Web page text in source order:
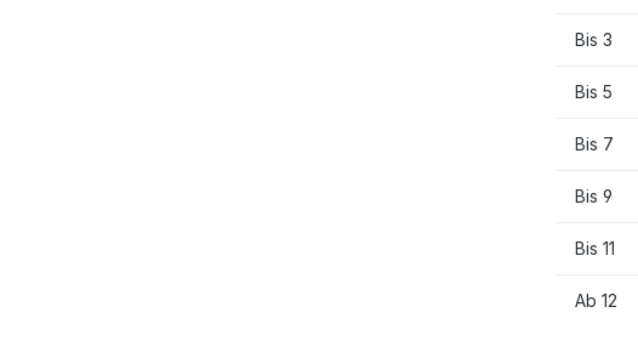
Bis 3
Bis 5
Bis 7
Bis 9
Bis 11
Ab 12